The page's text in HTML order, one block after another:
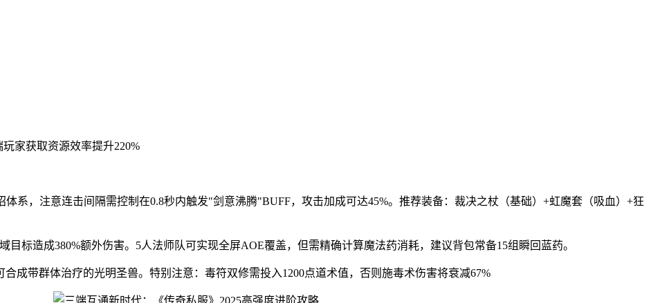
家获取资源效率提升220%
系，注意连击间隔需控制在0.8秒内触发"剑意沸腾"BUFF，攻击加成可达45%。推荐装备：裁决之杖（基础）+虹魔套（吸血）+狂
标造成380%额外伤害。5人法师队可实现全屏AOE覆盖，但需精确计算魔法药消耗，建议背包常备15组瞬回蓝药。
成带群体治疗的光明圣兽。特别注意：毒符双修需投入1200点道术值，否则施毒术伤害将衰减67%